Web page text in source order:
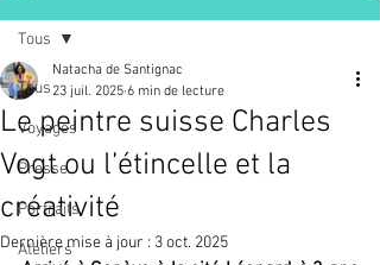
Tous
Voyages
Presse
Portraits
Ateliers
Tous
Le peintre suisse Charles
Vogt ou l’étincelle et la
créativité
Natacha de Santignac
23 juil. 2025 6 min de lecture
Dernière mise à jour : 3 oct. 2025